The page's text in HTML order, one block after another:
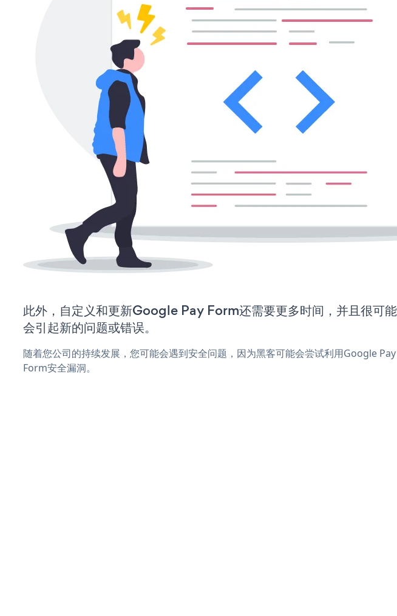
此外，自定义和更新Google Pay Form还需要更多时间，并且很可能
会引起新的问题或错误。
随着您公司的持续发展，您可能会遇到安全问题，因为黑客可能会尝试利用Google Pay
Form安全漏洞。